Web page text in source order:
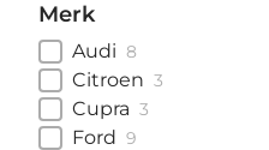
Merk
Audi 8
Citroen 3
Cupra 3
Ford 9